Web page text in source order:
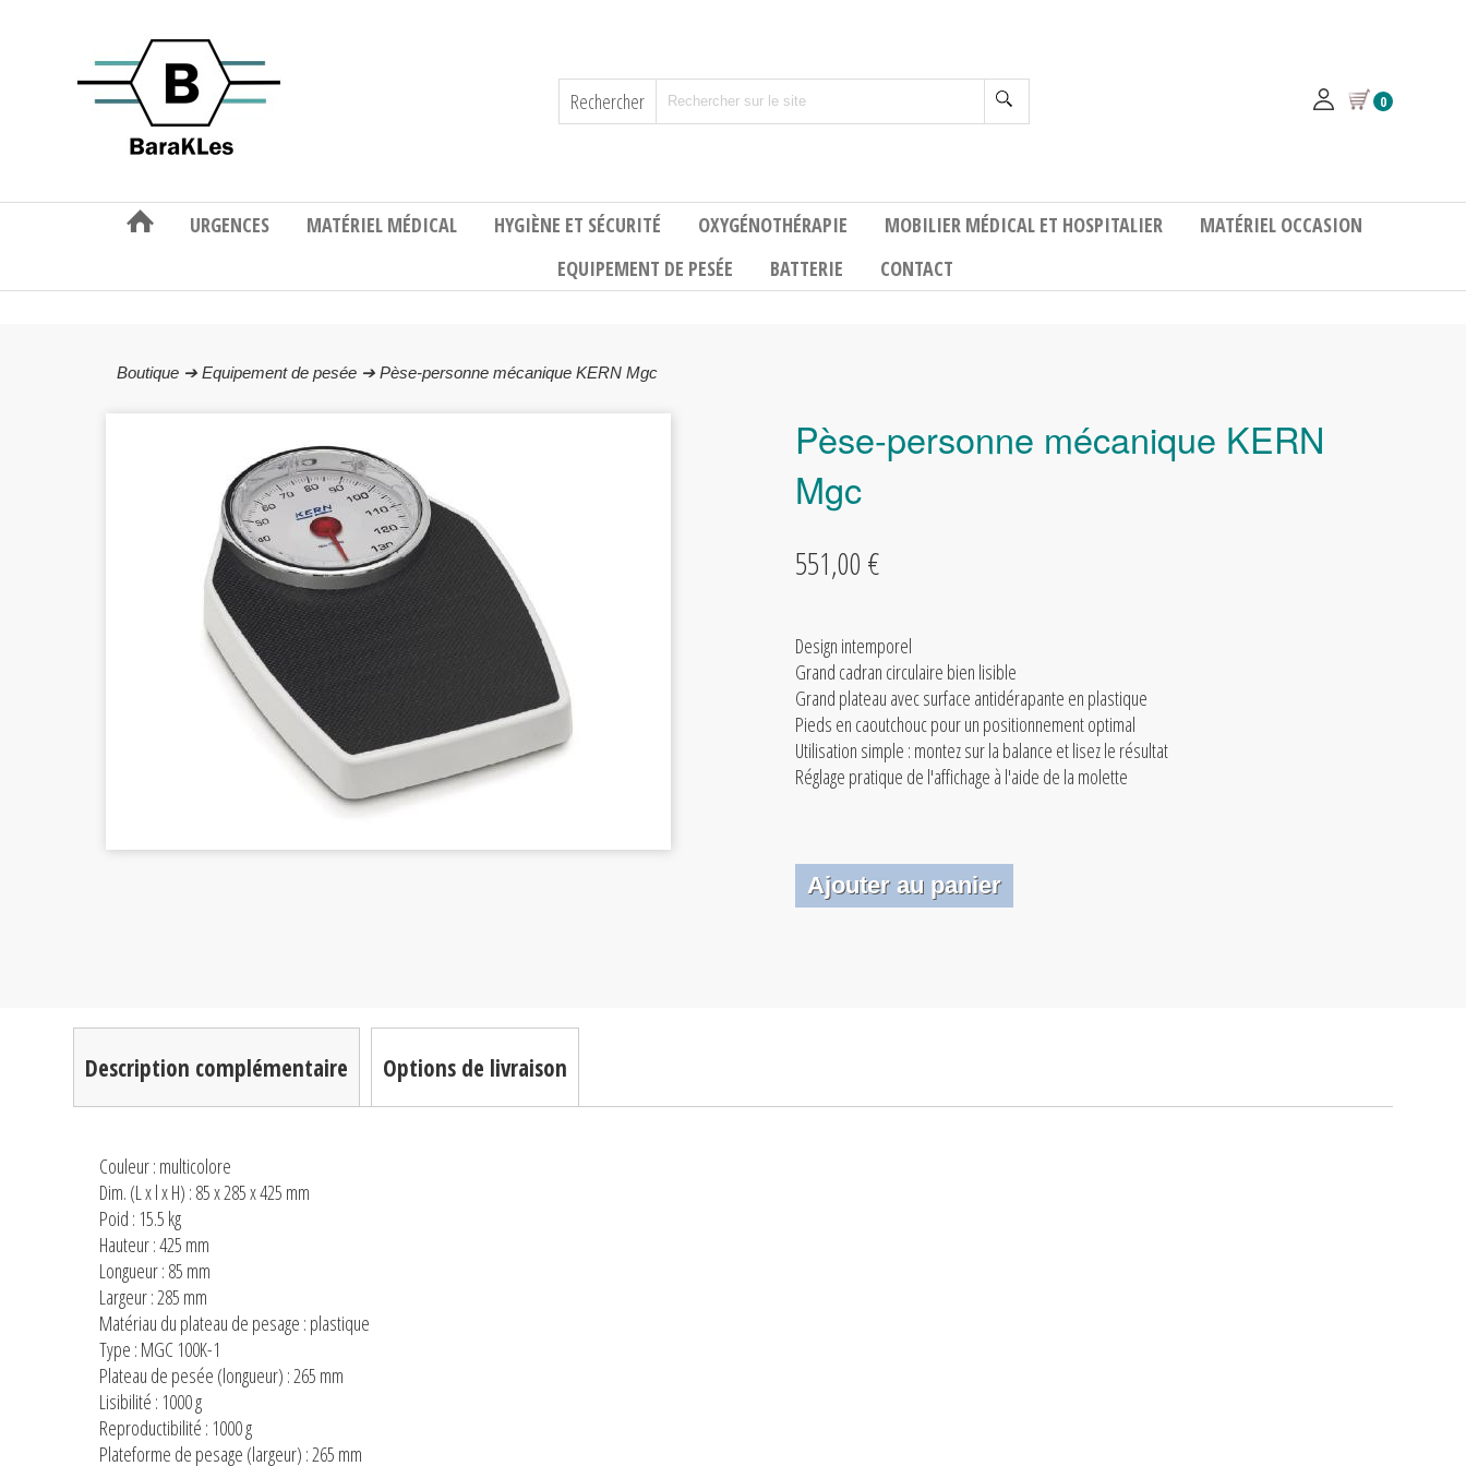
Rechercher 0
URGENCES MATÉRIEL MÉDICAL HYGIÈNE ET SÉCURITÉ OXYGÉNOTHÉRAPIE MOBILIER MÉDICAL ET HOSPITALIER
MATÉRIEL OCCASION
EQUIPEMENT DE PESÉE
BATTERIE CONTACT
Boutique ➔Equipement de pesée ➔Pèse-personne mécanique KERN Mgc
Pèse-personne mécanique KERN
Mgc
551,00 €
Design intemporel
Grand cadran circulaire bien lisible
Grand plateau avec surface antidérapante en plastique
Pieds en caoutchouc pour un positionnement optimal
Utilisation simple : montez sur la balance et lisez le résultat
Réglage pratique de l'affichage à l'aide de la molette
Description complémentaire Options de livraison
Couleur : multicolore
Dim. (L x l x H) : 85 x 285 x 425 mm
Poid : 15.5 kg
Hauteur : 425 mm
Longueur : 85 mm
Largeur : 285 mm
Matériau du plateau de pesage : plastique
Type : MGC 100K-1
Plateau de pesée (longueur) : 265 mm
Lisibilité : 1000 g
Reproductibilité : 1000 g
Plateforme de pesage (largeur) : 265 mm